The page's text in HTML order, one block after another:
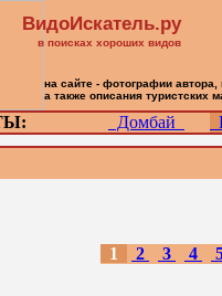
Домбай
1 2 3 4
ВидоИскатель.ру
в поисках хороших видов
на сайте - фотографии
а также описания туристских